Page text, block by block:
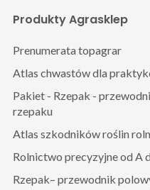
Produkty Agrasklep
Prenumerata topagrar
Atlas chwastów dla
Pakiet - Rzepak -
rzepaku
Atlas szkodników roślin
Rolnictwo precyzyjne od A
Rzepak– przewodnik